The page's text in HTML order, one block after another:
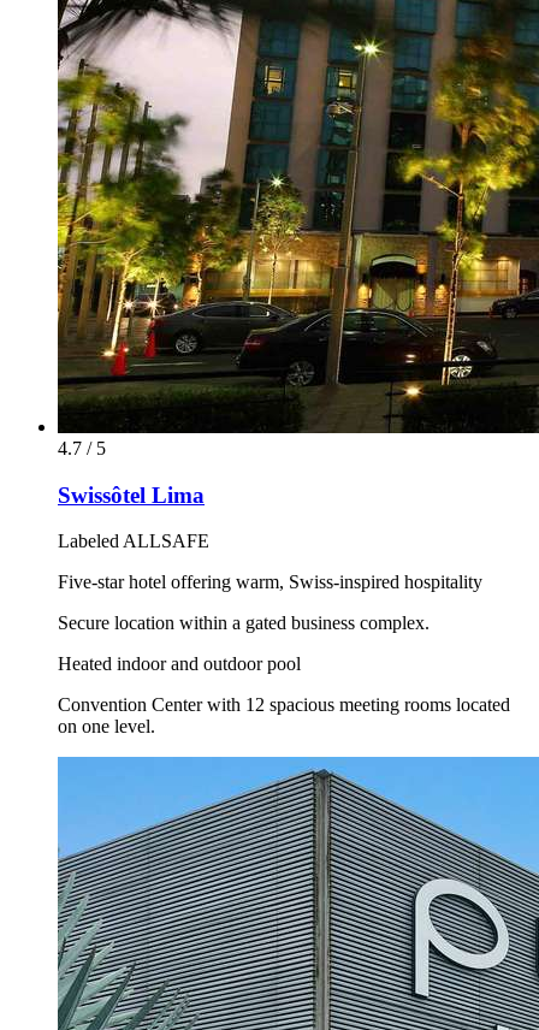
4.7 / 5
Swissôtel Lima
Labeled ALLSAFE
Five-star hotel offering warm, Swiss-inspired hospitality
Secure location within a gated business complex.
Heated indoor and outdoor pool
Convention Center with 12 spacious meeting rooms located
on one level.